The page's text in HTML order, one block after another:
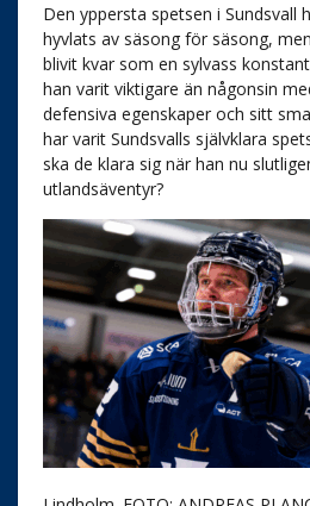
Den yppersta spetsen i Sundsvall
hyvlats av säsong för säsong,
blivit kvar som en sylvass
han varit viktigare än någonsin
defensiva egenskaper och sitt
har varit Sundsvalls självklara
ska de klara sig när han nu
utlandsäventyr?